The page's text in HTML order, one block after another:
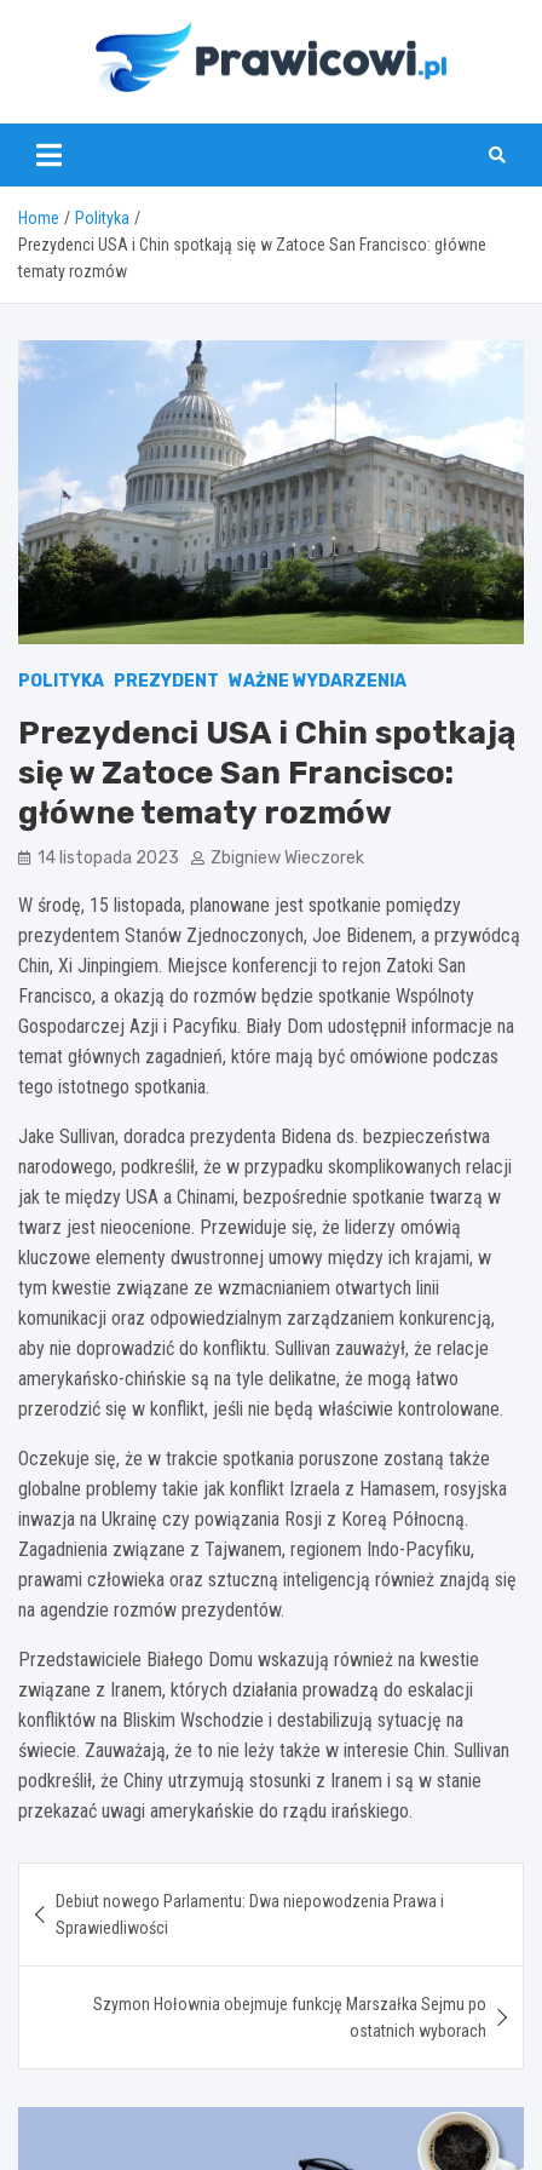
www.prawicowi.pl
Home
Polityka
Prezydenci USA i Chin spotkają się w Zatoce San Francisco: główne
tematy rozmów
POLITYKA PREZYDENT WAŻNE WYDARZENIA
Prezydenci USA i Chin spotkają
się w Zatoce San Francisco:
główne tematy rozmów
14 listopada 2023 Zbigniew Wieczorek
W środę, 15 listopada, planowane jest spotkanie pomiędzy
prezydentem Stanów Zjednoczonych, Joe Bidenem, a przywódcą
Chin, Xi Jinpingiem. Miejsce konferencji to rejon Zatoki San
Francisco, a okazją do rozmów będzie spotkanie Wspólnoty
Gospodarczej Azji i Pacyfiku. Biały Dom udostępnił informacje na
temat głównych zagadnień, które mają być omówione podczas
tego istotnego spotkania.
Jake Sullivan, doradca prezydenta Bidena ds. bezpieczeństwa
narodowego, podkreślił, że w przypadku skomplikowanych relacji
jak te między USA a Chinami, bezpośrednie spotkanie twarzą w
twarz jest nieocenione. Przewiduje się, że liderzy omówią
kluczowe elementy dwustronnej umowy między ich krajami, w
tym kwestie związane ze wzmacnianiem otwartych linii
komunikacji oraz odpowiedzialnym zarządzaniem konkurencją,
aby nie doprowadzić do konfliktu. Sullivan zauważył, że relacje
amerykańsko-chińskie są na tyle delikatne, że mogą łatwo
przerodzić się w konflikt, jeśli nie będą właściwie kontrolowane.
Oczekuje się, że w trakcie spotkania poruszone zostaną także
globalne problemy takie jak konflikt Izraela z Hamasem, rosyjska
inwazja na Ukrainę czy powiązania Rosji z Koreą Północną.
Zagadnienia związane z Tajwanem, regionem Indo-Pacyfiku,
prawami człowieka oraz sztuczną inteligencją również znajdą się
na agendzie rozmów prezydentów.
Przedstawiciele Białego Domu wskazują również na kwestie
związane z Iranem, których działania prowadzą do eskalacji
konfliktów na Bliskim Wschodzie i destabilizują sytuację na
świecie. Zauważają, że to nie leży także w interesie Chin. Sullivan
podkreślił, że Chiny utrzymują stosunki z Iranem i są w stanie
przekazać uwagi amerykańskie do rządu irańskiego.
wpisu
Debiut nowego Parlamentu: Dwa niepowodzenia Prawa i
Sprawiedliwości
Szymon Hołownia obejmuje funkcję Marszałka Sejmu po
ostatnich wyborach